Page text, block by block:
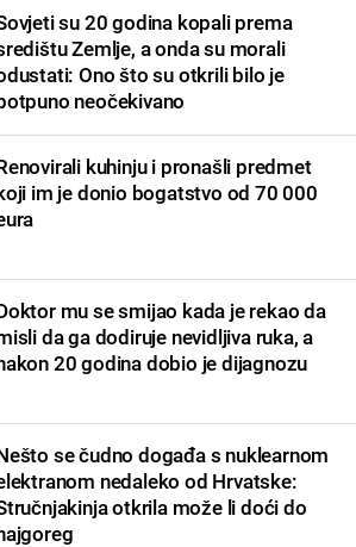
su 20 godina kopali prema
Zemlje, a onda su morali
Ono što su otkrili bilo je
neočekivano
kuhinju i pronašli predmet
im je donio bogatstvo od 70 000
mu se smijao kada je rekao da
da ga dodiruje nevidljiva ruka, a
20 godina dobio je dijagnozu
se čudno događa s nuklearnom
nedaleko od Hrvatske:
otkrila može li doći do